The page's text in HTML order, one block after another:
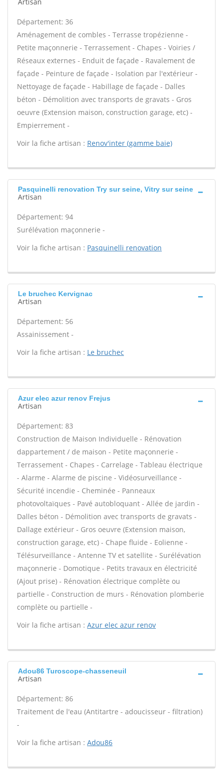
Département: 36
Aménagement de combles - Terrasse tropézienne -
Petite maçonnerie - Terrassement - Chapes - Voiries /
Réseaux externes - Enduit de façade - Ravalement de
façade - Peinture de façade - Isolation par l'extérieur -
Nettoyage de façade - Habillage de façade - Dalles
béton - Démolition avec transports de gravats - Gros
oeuvre (Extension maison, construction garage, etc) -
Empierrement -
Voir la fiche artisan : Renov'inter (gamme baie)
Pasquinelli renovation Try sur seine, Vitry sur seine
Artisan
Département: 94
Surélévation maçonnerie -
Voir la fiche artisan : Pasquinelli renovation
Le bruchec Kervignac
Artisan
Département: 56
Assainissement -
Voir la fiche artisan : Le bruchec
Azur elec azur renov Frejus
Artisan
Département: 83
Construction de Maison Individuelle - Rénovation
dappartement / de maison - Petite maçonnerie -
Terrassement - Chapes - Carrelage - Tableau électrique
- Alarme - Alarme de piscine - Vidéosurveillance -
Sécurité incendie - Cheminée - Panneaux
photovoltaïques - Pavé autobloquant - Allée de jardin -
Dalles béton - Démolition avec transports de gravats -
Dallage extérieur - Gros oeuvre (Extension maison,
construction garage, etc) - Chape fluide - Eolienne -
Télésurveillance - Antenne TV et satellite - Surélévation
maçonnerie - Domotique - Petits travaux en électricité
(Ajout prise) - Rénovation électrique complète ou
partielle - Construction de murs - Rénovation plomberie
complète ou partielle -
Voir la fiche artisan : Azur elec azur renov
Adou86 Turoscope-chasseneuil
Artisan
Département: 86
Traitement de l'eau (Antitartre - adoucisseur - filtration)
-
Voir la fiche artisan : Adou86